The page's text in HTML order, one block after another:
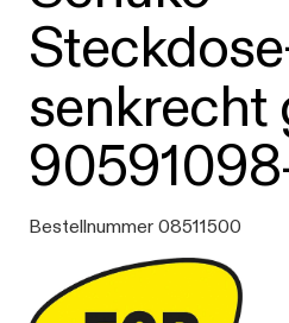
senkrecht
Bestellnummer 08511500